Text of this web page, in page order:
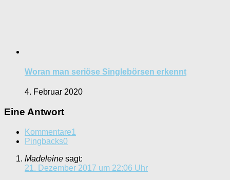
Woran man seriöse Singlebörsen erkennt
4. Februar 2020
Eine Antwort
Kommentare1
Pingbacks0
Madeleine sagt:
21. Dezember 2017 um 22:06 Uhr